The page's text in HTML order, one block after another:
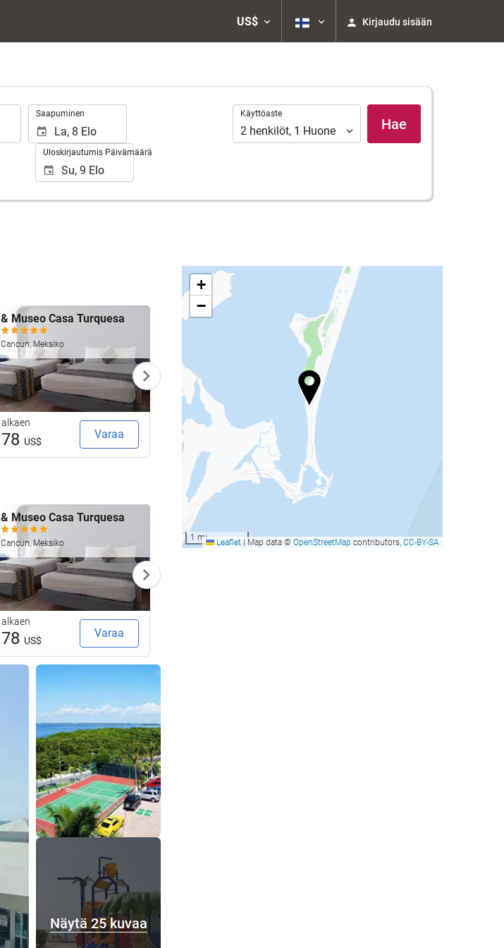
US$ Kirjaudu sisään
Saapuminen
Uloskirjautumis Päivämäärä
Käyttöaste
Käyttöaste
2 henkilöt, 1 Huone Hae
& Museo Casa Turquesa
Cancun, Meksiko
alkaen
78 US$
Varaa
Grand Hyatt Cancun Beach
alkaen
319 Varaa
& Museo Casa Turquesa
Cancun, Meksiko
alkaen
78 US$
Varaa
Grand Hyatt Cancun Beach
Resort
Cancun, Meksiko
Krystal Grand® Cancún -
All Inclusive
Cancun, Meksiko
Näytä 25 kuvaa
+
−
1 mi Leaflet |Map data © OpenStreetMap contributors, CC-BY-SA